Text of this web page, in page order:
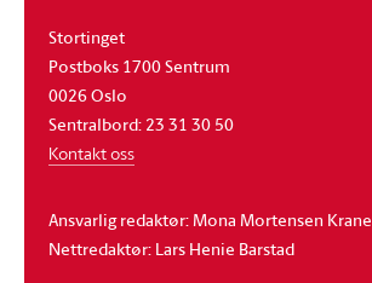
Stortinget
Postboks 1700 Sentrum
0026 Oslo
Sentralbord: 23 31 30 50
Kontakt oss
Ansvarlig redaktør: Mona Mortensen Krane
Nettredaktør: Lars Henie Barstad